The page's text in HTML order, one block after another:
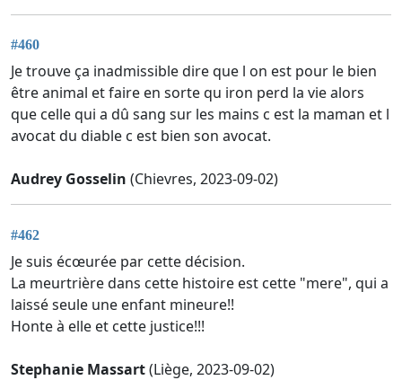
#460
Je trouve ça inadmissible dire que l on est pour le bien
être animal et faire en sorte qu iron perd la vie alors
que celle qui a dû sang sur les mains c est la maman et l
avocat du diable c est bien son avocat.
Audrey Gosselin (Chievres, 2023-09-02)
#462
Je suis écœurée par cette décision.
La meurtrière dans cette histoire est cette "mere", qui a
laissé seule une enfant mineure!!
Honte à elle et cette justice!!!
Stephanie Massart(Liège, 2023-09-02)